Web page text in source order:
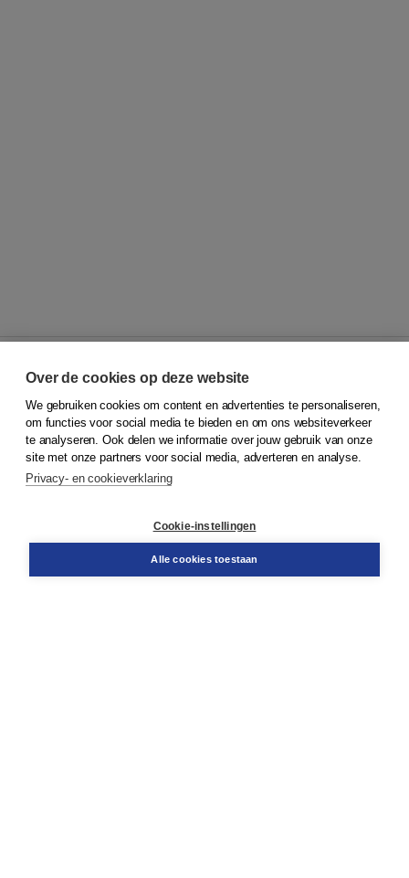
© 2026Koninklijke Boom uitgevers
Klantenservice
Service & informatie
Contact
Over de cookies op deze website
We gebruiken cookies om content en advertenties te personaliseren,
om functies voor social media te bieden en om ons websiteverkeer
te analyseren. Ook delen we informatie over jouw gebruik van onze
site met onze partners voor social media, adverteren en analyse.
Privacy- en cookieverklaring
Cookie-instellingen
Alle cookies toestaan